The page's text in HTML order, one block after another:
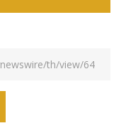
นฐานสำหรับรถยนต์
ง Geely และพัฒนา
ร์ตที่ได้รับการ
งให้เห็นถึงความ
กาศอันแสนระอุใน